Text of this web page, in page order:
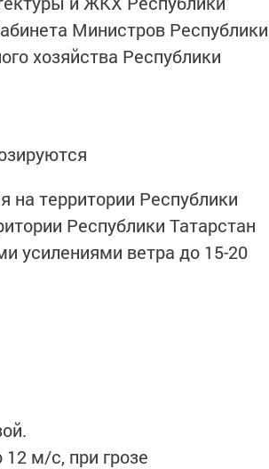
Министров Республики
хозяйства Республики
на территории Республики
Республики Татарстан
усилениями ветра до 15-20
м/с, при грозе